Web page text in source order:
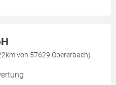
von 57629 Obererbach)